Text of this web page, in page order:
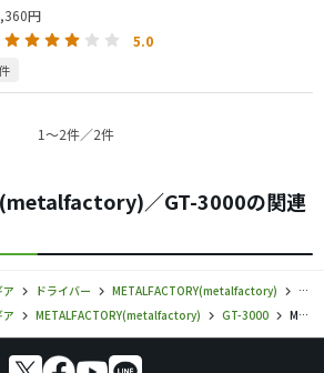
円
5.0
1〜2件／2件
／GT-3000の関連
ドライバー METALFACTORY(metalfactory)
METALFACTORY(metalfactory) GT-3000 METALFACTORY／GT-3000／ドライバーの口コミ評価